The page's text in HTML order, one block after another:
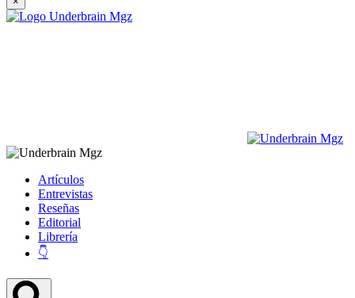
Artículos
Entrevistas
Reseñas
Editorial
Librería
👇